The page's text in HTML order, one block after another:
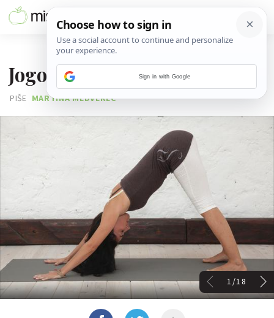
Jogom do zdrave kralježnice
PIŠE MARTINA MEDVEREC
1/18
Sign in with Google